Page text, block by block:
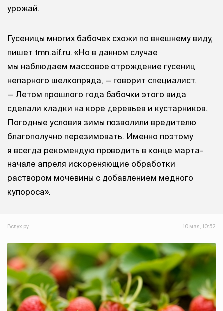
урожай.
Гусеницы многих бабочек схожи по внешнему виду,
пишет tmn.aif.ru. «Но в данном случае
мы наблюдаем массовое отрождение гусениц
непарного шелкопряда, — говорит специалист.
— Летом прошлого года бабочки этого вида
сделали кладки на коре деревьев и кустарников.
Погодные условия зимы позволили вредителю
благополучно перезимовать. Именно поэтому
я всегда рекомендую проводить в конце марта-
начале апреля искореняющие обработки
раствором мочевины с добавлением медного
купороса».
Вслух.ру 10 мая, 10:52